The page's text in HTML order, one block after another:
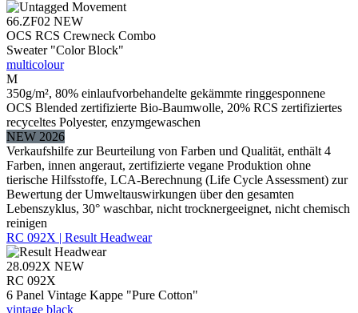
66.ZF02 NEW
OCS RCS Crewneck Combo
Sweater "Color Block"
multicolour
M
350g/m², 80% einlaufvorbehandelte gekämmte ringgesponnene
OCS Blended zertifizierte Bio-Baumwolle, 20% RCS zertifiziertes
recyceltes Polyester, enzymgewaschen
NEW 2026
Verkaufshilfe zur Beurteilung von Farben und Qualität, enthält 4
Farben, innen angeraut, zertifizierte vegane Produktion ohne
tierische Hilfsstoffe, LCA-Berechnung (Life Cycle Assessment) zur
Bewertung der Umweltauswirkungen über den gesamten
Lebenszyklus, 30° waschbar, nicht trocknergeeignet, nicht chemisch
reinigen
RC 092X | Result Headwear
28.092X NEW
RC 092X
6 Panel Vintage Kappe "Pure Cotton"
vintage black